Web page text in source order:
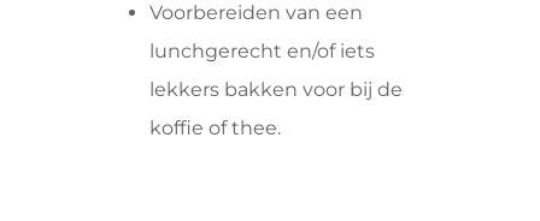
Voorbereiden van een
lunchgerecht en/of iets
lekkers bakken voor bij de
koffie of thee.